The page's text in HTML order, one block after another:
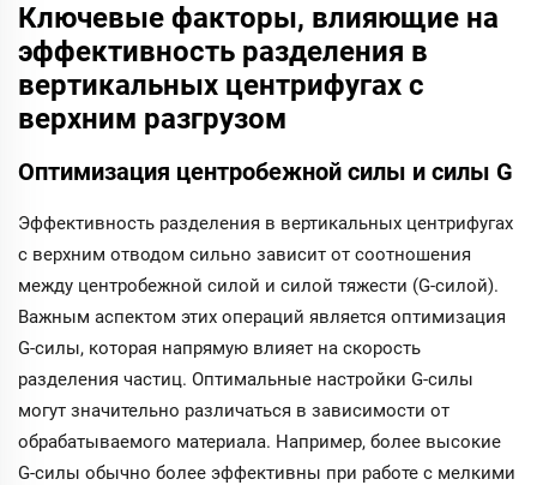
Ключевые факторы, влияющие на
эффективность разделения в
вертикальных центрифугах с
верхним разгрузом
Оптимизация центробежной силы и силы G
Эффективность разделения в вертикальных центрифугах
с верхним отводом сильно зависит от соотношения
между центробежной силой и силой тяжести (G-силой).
Важным аспектом этих операций является оптимизация
G-силы, которая напрямую влияет на скорость
разделения частиц. Оптимальные настройки G-силы
могут значительно различаться в зависимости от
обрабатываемого материала. Например, более высокие
G-силы обычно более эффективны при работе с мелкими